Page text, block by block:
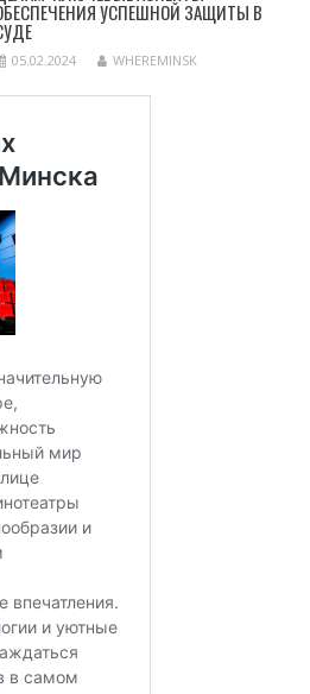
УСПЕШНОЙ ЗАЩИТЫ В
05.02.2024 WHEREMINSK